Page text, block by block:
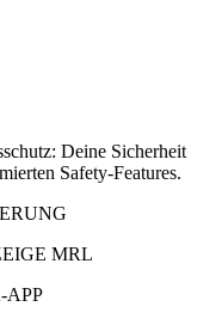
Deine Sicherheit
Safety-Features.
MRL
APP